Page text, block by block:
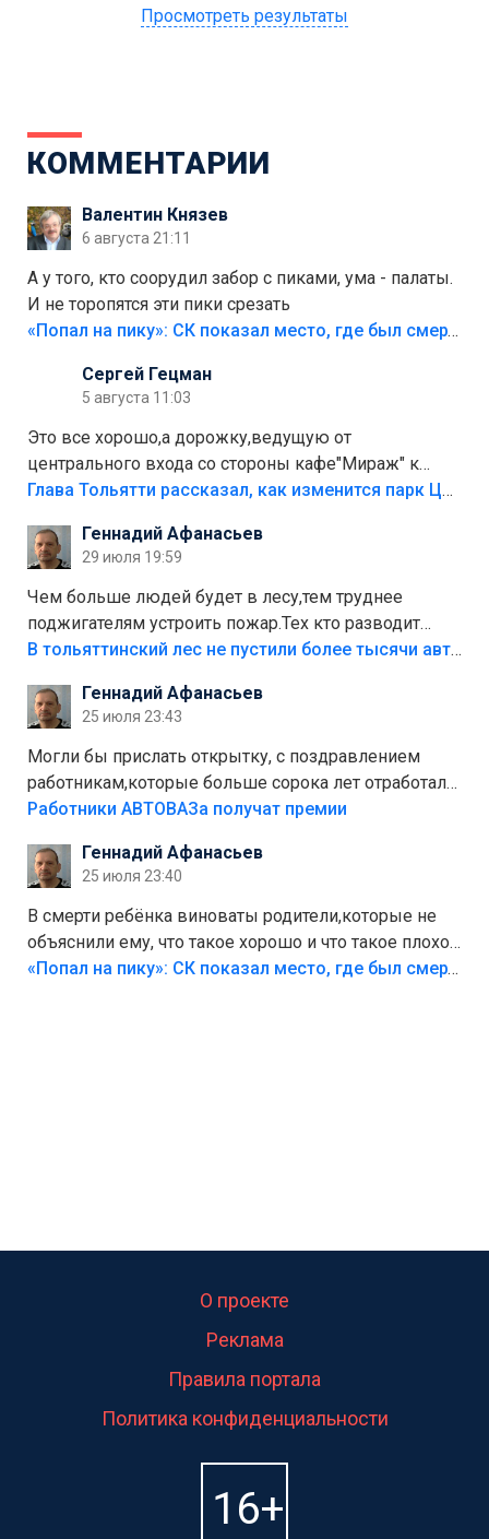
Просмотреть результаты
КОММЕНТАРИИ
Валентин Князев
6 августа 21:11
А у того, кто соорудил забор с пиками, ума - палаты.
И не торопятся эти пики срезать
«Попал на пику»: СК показал место, где был смертельно травмирован ребенок в Тольятти
Сергей Гецман
5 августа 11:03
Это все хорошо,а дорожку,ведущую от
центрального входа со стороны кафе"Мираж" к
аттракционам слабо доделать?А то бордюры
лежала в парке и испортилась.Да еще,видимо,часть
украли.
Глава Тольятти рассказал, как изменится парк Центрального района
Геннадий Афанасьев
29 июля 19:59
Чем больше людей будет в лесу,тем труднее
поджигателям устроить пожар.Тех кто разводит
костры,тех надо безбожно штрафовать.Камер полно
Штрафы мизерные.
В тольяттинский лес не пустили более тысячи автомобилей
Геннадий Афанасьев
25 июля 23:43
Могли бы прислать открытку, с поздравлением
работникам,которые больше сорока лет отработали
на предприятии.
Работники АВТОВАЗа получат премии
Геннадий Афанасьев
25 июля 23:40
В смерти ребёнка виноваты родители,которые не
объяснили ему, что такое хорошо и что такое плохо!
Лезть через такой забор,верх безумия,есть же
«Попал на пику»: СК показал место, где был смертельно травмирован ребенок в Тольятти
О проекте
Реклама
Правила портала
Политика конфиденциальности